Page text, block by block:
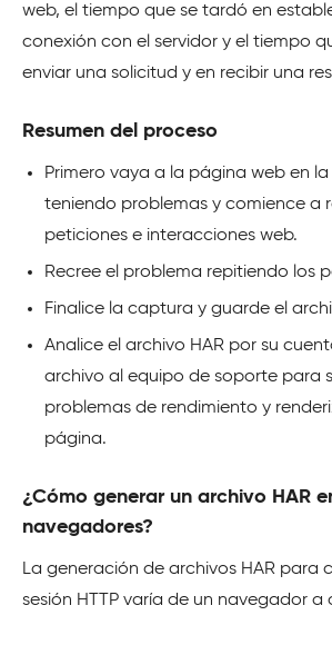
web, el tiempo que se tardó en
conexión con el servidor y el tiempo
enviar una solicitud y en recibir una
Resumen del proceso
Primero vaya a la página web en
teniendo problemas y comience a
peticiones e interacciones web.
Recree el problema repitiendo los
Finalice la captura y guarde el
Analice el archivo HAR por su
archivo al equipo de soporte para
problemas de rendimiento y
página.
¿Cómo generar un archivo HAR
navegadores?
La generación de archivos HAR para
sesión HTTP varía de un navegador a